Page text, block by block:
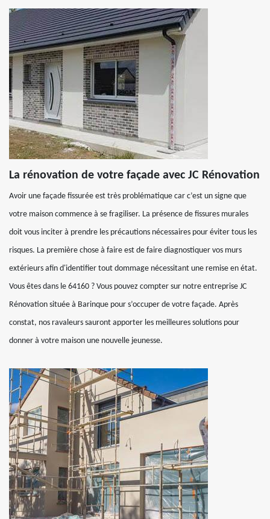
La rénovation de votre façade avec JC Rénovation
Avoir une façade fissurée est très problématique car c’est un signe que
votre maison commence à se fragiliser. La présence de fissures murales
doit vous inciter à prendre les précautions nécessaires pour éviter tous les
risques. La première chose à faire est de faire diagnostiquer vos murs
extérieurs afin d'identifier tout dommage nécessitant une remise en état.
Vous êtes dans le 64160 ? Vous pouvez compter sur notre entreprise JC
Rénovation située à Barinque pour s’occuper de votre façade. Après
constat, nos ravaleurs sauront apporter les meilleures solutions pour
donner à votre maison une nouvelle jeunesse.